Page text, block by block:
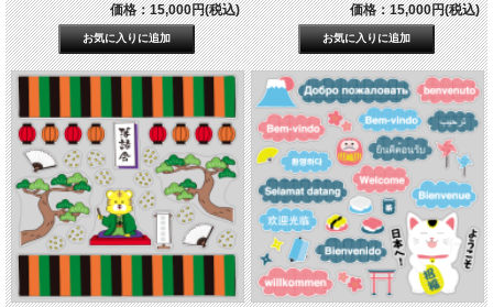
価格：15,000円(税込)
価格：15,000円(税込)